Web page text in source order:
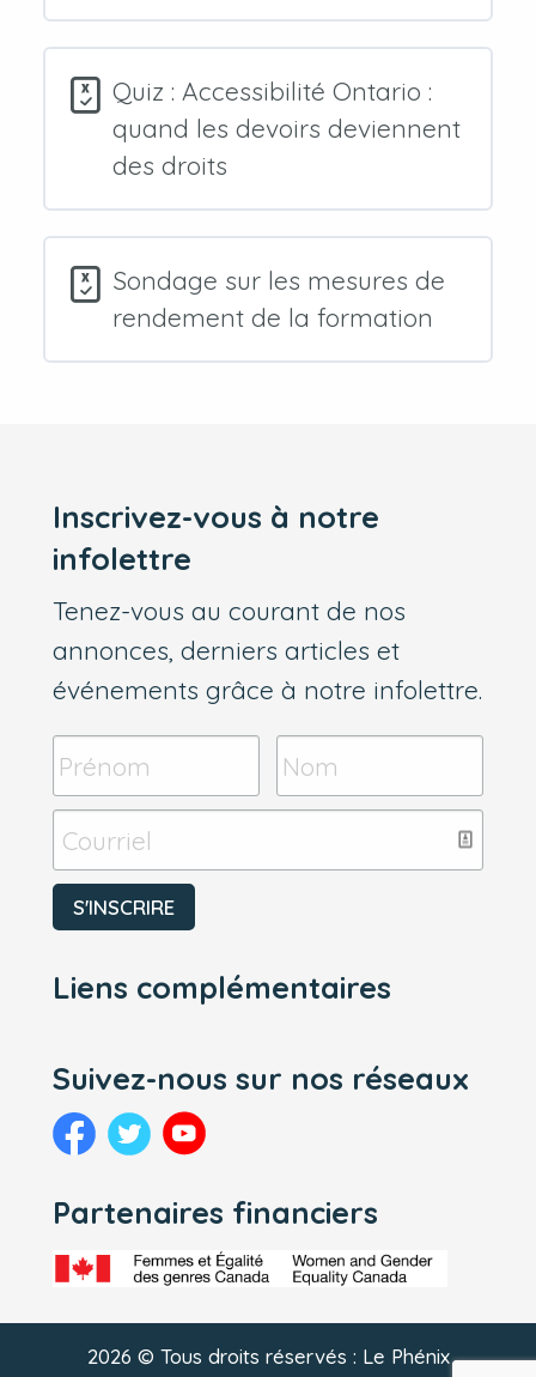
Quiz : Accessibilité Ontario :
quand les devoirs deviennent
des droits
Sondage sur les mesures de
rendement de la formation
Inscrivez-vous à notre
infolettre
Tenez-vous au courant de nos
annonces, derniers articles et
événements grâce à notre infolettre.
Liens complémentaires
Suivez-nous sur nos réseaux
Partenaires financiers
2026 © Tous droits réservés : Le Phénix